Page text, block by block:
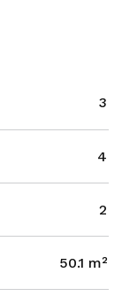
3
4
2
50.1 m²